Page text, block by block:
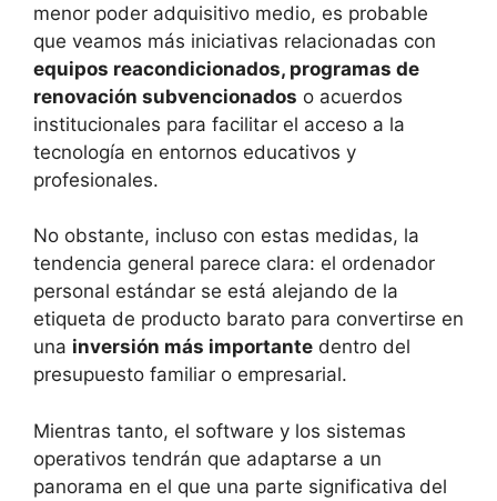
menor poder adquisitivo medio, es probable
que veamos más iniciativas relacionadas con
equipos reacondicionados, programas de
renovación subvencionados o acuerdos
institucionales para facilitar el acceso a la
tecnología en entornos educativos y
profesionales.
No obstante, incluso con estas medidas, la
tendencia general parece clara: el ordenador
personal estándar se está alejando de la
etiqueta de producto barato para convertirse en
una inversión más importante dentro del
presupuesto familiar o empresarial.
Mientras tanto, el software y los sistemas
operativos tendrán que adaptarse a un
panorama en el que una parte significativa del